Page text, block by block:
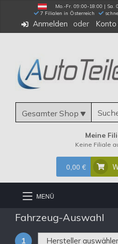
Mo.-Fr. 09:00-18:00 | Sa.
7 Filialen in Österreich
Anmelden
Gesamter Shop
Meine
Keine Filiale
0,00 €
MENÜ
Fahrzeug-Auswahl
1